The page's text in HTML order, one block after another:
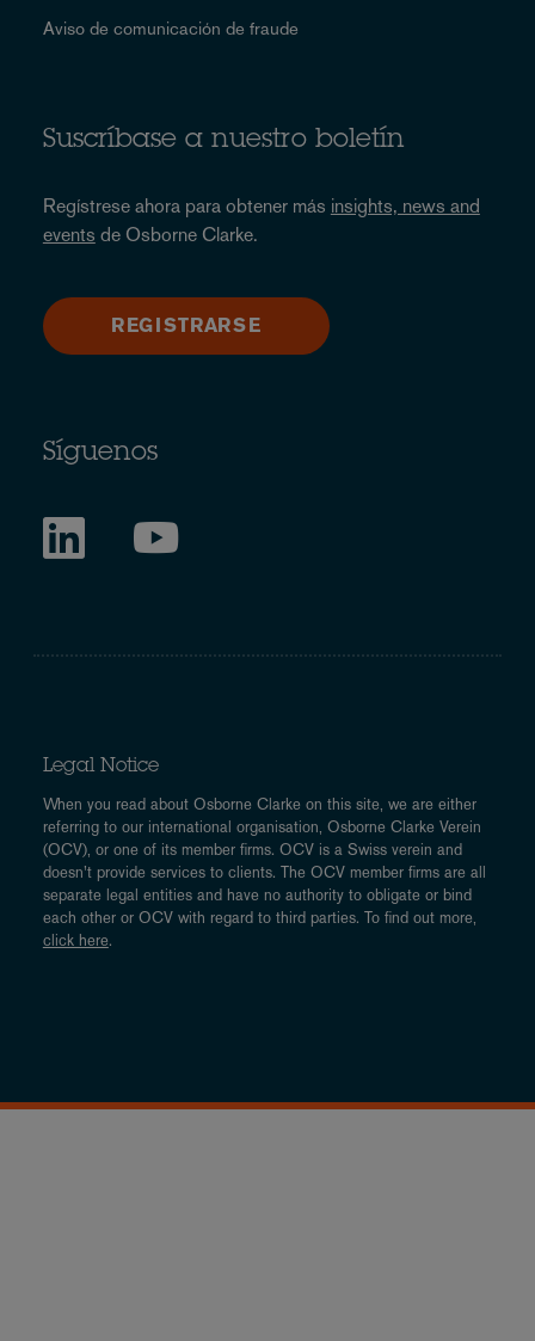
Aviso de comunicación de fraude
Suscríbase a nuestro boletín
Regístrese ahora para obtener más insights, news and
events de Osborne Clarke.
REGISTRARSE
Síguenos
Legal Notice
When you read about Osborne Clarke on this site, we are either
referring to our international organisation, Osborne Clarke Verein
(OCV), or one of its member firms. OCV is a Swiss verein and
doesn’t provide services to clients. The OCV member firms are all
separate legal entities and have no authority to obligate or bind
each other or OCV with regard to third parties. To find out more,
click here.